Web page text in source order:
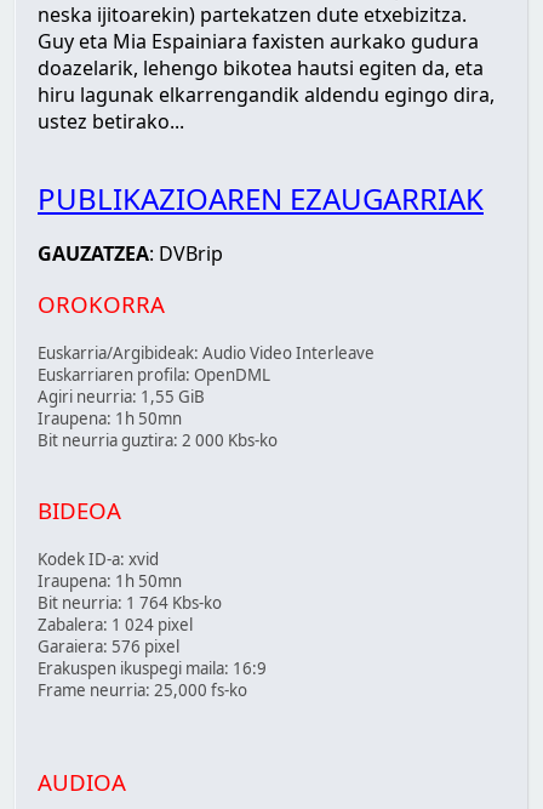
neska ijitoarekin) partekatzen dute etxebizitza.
Guy eta Mia Espainiara faxisten aurkako gudura
doazelarik, lehengo bikotea hautsi egiten da, eta
hiru lagunak elkarrengandik aldendu egingo dira,
ustez betirako...
PUBLIKAZIOAREN EZAUGARRIAK
GAUZATZEA: DVBrip
OROKORRA
Euskarria/Argibideak: Audio Video Interleave
Euskarriaren profila: OpenDML
Agiri neurria: 1,55 GiB
Iraupena: 1h 50mn
Bit neurria guztira: 2 000 Kbs-ko
BIDEOA
Kodek ID-a: xvid
Iraupena: 1h 50mn
Bit neurria: 1 764 Kbs-ko
Zabalera: 1 024 pixel
Garaiera: 576 pixel
Erakuspen ikuspegi maila: 16:9
Frame neurria: 25,000 fs-ko
AUDIOA